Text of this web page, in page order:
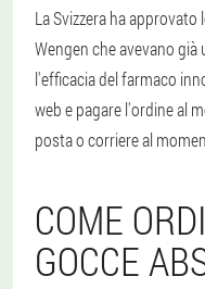
La Svizzera ha
Wengen che avevano
l'efficacia del farmaco
web e pagare l'ordine al
posta o corriere al
COME
GOCCE